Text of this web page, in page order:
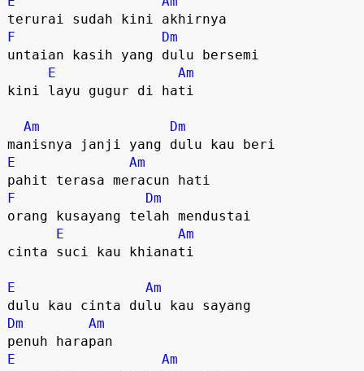
F
Dm
untaian kasih yang dulu bersemi
E
Am
kini layu gugur di hati
Am
Dm
E
Am
F
Dm
orang kusayang telah mendustai
E
Am
cinta suci kau khianati
E
Am
Dm
Am
E
Am